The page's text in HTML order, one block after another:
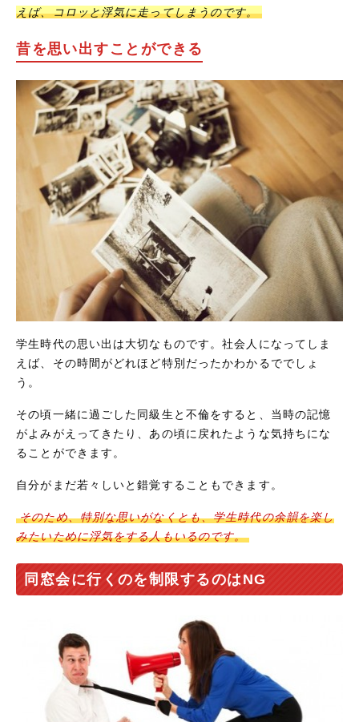
えば、コロッと浮気に走ってしまうのです。
昔を思い出すことができる
学生時代の思い出は大切なものです。社会人になってしま
えば、その時間がどれほど特別だったかわかるででしょ
う。
その頃一緒に過ごした同級生と不倫をすると、当時の記憶
がよみがえってきたり、あの頃に戻れたような気持ちにな
ることができます。
自分がまだ若々しいと錯覚することもできます。
そのため、特別な思いがなくとも、学生時代の余韻を楽し
みたいために浮気をする人もいるのです。
同窓会に行くのを制限するのはNG